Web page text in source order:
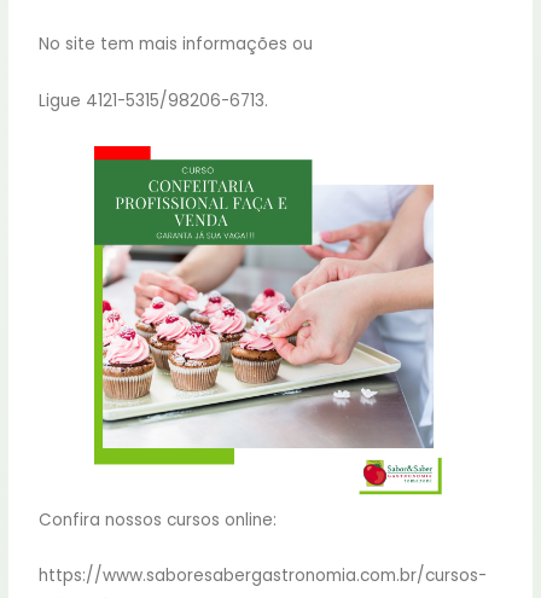
No site tem mais informações ou
Ligue 4121-5315/98206-6713.
Confira nossos cursos online:
https://www.saboresabergastronomia.com.br/cursos-